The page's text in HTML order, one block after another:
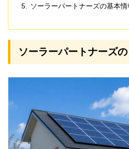
ソーラーパートナーズの基本情
ソーラーパートナーズ